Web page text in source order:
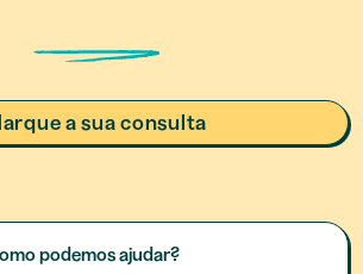
a sua consulta
podemos ajudar?